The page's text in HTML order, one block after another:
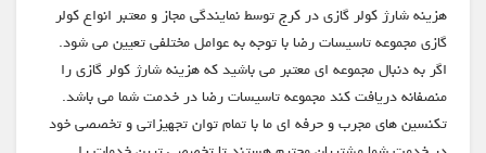
هزینه شارژ کولر گازی در کرج توسط نمایندگی مجاز و معتبر انواع کولر
گازی مجموعه تاسیسات رضا با توجه به عوامل مختلفی تعیین می شود.
اگر به دنبال مجموعه ای معتبر می باشید که هزینه شارژ کولر گازی را
منصفانه دریافت کند مجموعه تاسیسات رضا در خدمت شما می باشد.
تکنسین های مجرب و حرفه ای ما با تمام توان تجهیزاتی و تخصصی خود